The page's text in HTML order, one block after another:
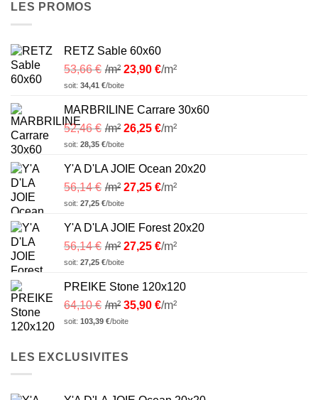
LES PROMOS
RETZ Sable 60x60
53,66€ /m² 23,90 €/m²
soit: 34,41 €/boite
MARBRILINE Carrare 30x60
52,46€ /m² 26,25 €/m²
soit: 28,35 €/boite
Y'A D'LA JOIE Ocean 20x20
56,14€ /m² 27,25 €/m²
soit: 27,25 €/boite
Y'A D'LA JOIE Forest 20x20
56,14€ /m² 27,25 €/m²
soit: 27,25 €/boite
PREIKE Stone 120x120
64,10€ /m² 35,90 €/m²
soit: 103,39 €/boite
LES EXCLUSIVITES